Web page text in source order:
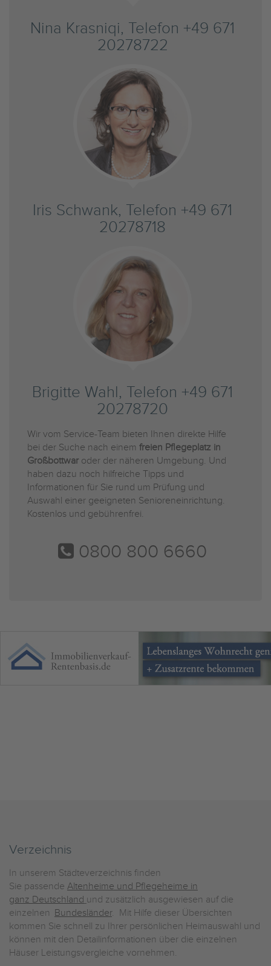
Nina Krasniqi, Telefon +49 671
20278722
Iris Schwank, Telefon +49 671
20278718
Brigitte Wahl, Telefon +49 671
20278720
Wir vom Service-Team bieten Ihnen direkte Hilfe
bei der Suche nach einem freien Pflegeplatz in
Großbottwar oder der näheren Umgebung. Und
haben dazu noch hilfreiche Tipps und
Informationen für Sie rund um Prüfung und
Auswahl einer geeigneten Senioreneinrichtung.
Kostenlos und gebührenfrei.
0800 800 6660
Verzeichnis
In unserem Städteverzeichnis finden
Sie passende Altenheime und Pflegeheime in
ganz Deutschland und zusätzlich ausgewiesen auf die
einzelnen Bundesländer. Mit Hilfe dieser Übersichten
kommen Sie schnell zu Ihrer persönlichen Heimauswahl und
können mit den Detailinformationen über die einzelnen
Häuser Leistungsvergleiche vornehmen.